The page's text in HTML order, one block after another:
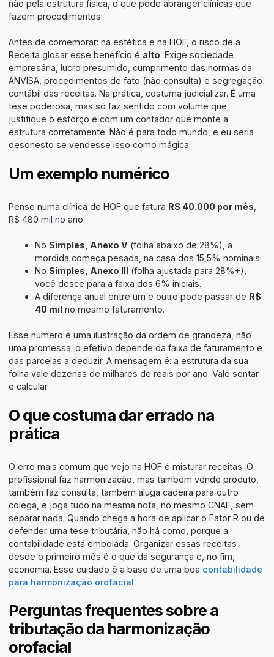
não pela estrutura física, o que pode abranger clínicas que
fazem procedimentos.
Antes de comemorar: na estética e na HOF, o risco de a
Receita glosar esse benefício é alto. Exige sociedade
empresária, lucro presumido, cumprimento das normas da
ANVISA, procedimentos de fato (não consulta) e segregação
contábil das receitas. Na prática, costuma judicializar. É uma
tese poderosa, mas só faz sentido com volume que
justifique o esforço e com um contador que monte a
estrutura corretamente. Não é para todo mundo, e eu seria
desonesto se vendesse isso como mágica.
Um exemplo numérico
Pense numa clínica de HOF que fatura R$ 40.000 por mês
R$ 480 mil no ano.
No Simples, Anexo V (folha abaixo de 28%), a
mordida começa pesada, na casa dos 15,5% nominais.
No Simples, Anexo III(folha ajustada para 28%+),
você desce para a faixa dos 6% iniciais.
A diferença anual entre um e outro pode passar de R$
40 milno mesmo faturamento.
Esse número é uma ilustração da ordem de grandeza, não
uma promessa: o efetivo depende da faixa de faturamento e
das parcelas a deduzir. A mensagem é: a estrutura da sua
folha vale dezenas de milhares de reais por ano. Vale sentar
e calcular.
O que costuma dar errado na
prática
O erro mais comum que vejo na HOF é misturar receitas. O
profissional faz harmonização, mas também vende produto,
também faz consulta, também aluga cadeira para outro
colega, e joga tudo na mesma nota, no mesmo CNAE, sem
separar nada. Quando chega a hora de aplicar o Fator R ou de
defender uma tese tributária, não há como, porque a
contabilidade está embolada. Organizar essas receitas
desde o primeiro mês é o que dá segurança e, no fim,
economia. Esse cuidado é a base de uma boa contabilidade
para harmonização orofacial.
Perguntas frequentes sobre a
tributação da harmonização
orofacial